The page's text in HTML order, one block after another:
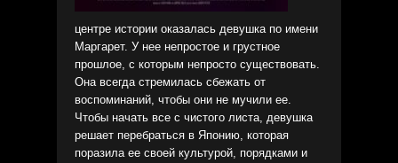
центре истории оказалась девушка по имени
Маргарет. У нее непростое и грустное
прошлое, с которым непросто существовать.
Она всегда стремилась сбежать от
воспоминаний, чтобы они не мучили ее.
Чтобы начать все с чистого листа, девушка
решает перебраться в Японию, которая
поразила ее своей культурой, порядками и